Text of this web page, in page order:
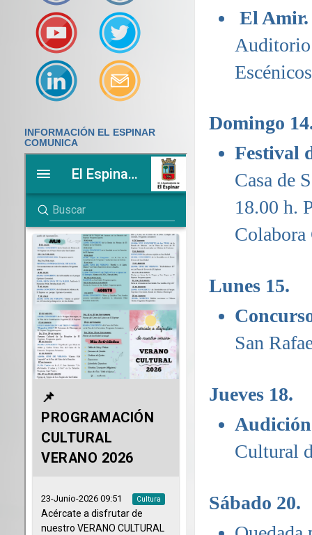
El Amir.
Domingo
Festival
Casa de
18.00 h.
Lunes 15.
San
Jueves 18.
Cultural
Sábado 20.
INFORMACIÓN EL ESPINAR
COMUNICA